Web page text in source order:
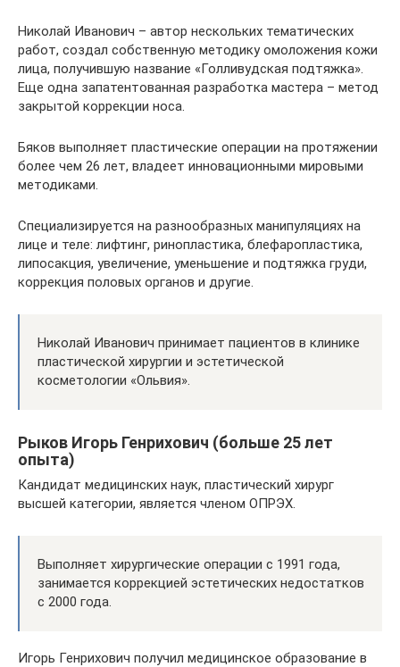
Николай Иванович – автор нескольких тематических
работ, создал собственную методику омоложения кожи
лица, получившую название «Голливудская подтяжка».
Еще одна запатентованная разработка мастера – метод
закрытой коррекции носа.
Бяков выполняет пластические операции на протяжении
более чем 26 лет, владеет инновационными мировыми
методиками.
Специализируется на разнообразных манипуляциях на
лице и теле: лифтинг, ринопластика, блефаропластика,
липосакция, увеличение, уменьшение и подтяжка груди,
коррекция половых органов и другие.
Николай Иванович принимает пациентов в клинике
пластической хирургии и эстетической
косметологии «Ольвия».
Рыков Игорь Генрихович (больше 25 лет
опыта)
Кандидат медицинских наук, пластический хирург
высшей категории, является членом ОПРЭХ.
Выполняет хирургические операции с 1991 года,
занимается коррекцией эстетических недостатков
с 2000 года.
Игорь Генрихович получил медицинское образование в